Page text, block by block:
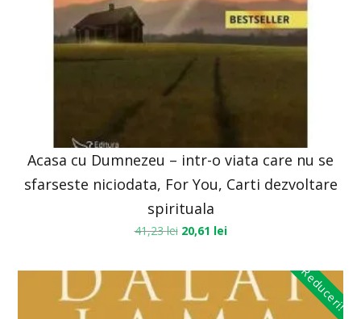
Acasa cu Dumnezeu – intr-o viata care nu se
sfarseste niciodata, For You, Carti dezvoltare
spirituala
41,23lei 20,61 lei
Reduceri!